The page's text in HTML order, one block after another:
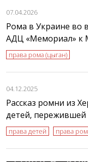
07.04.2026
Рома в Украине во
АДЦ «Мемориал» к
права рома (цыган)
04.12.2025
Рассказ ромни из
детей, пережившей
права детей права